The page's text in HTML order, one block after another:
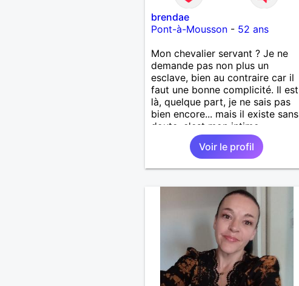
brendae
Pont-à-Mousson- 52 ans
Mon chevalier servant ? Je ne
demande pas non plus un
esclave, bien au contraire car il
faut une bonne complicité. Il est
là, quelque part, je ne sais pas
bien encore... mais il existe sans
doute, c'est mon intime
conviction car j'aime avoir la
tête dans les nuages, mais les
pieds bien sur terre.
Voir le profil